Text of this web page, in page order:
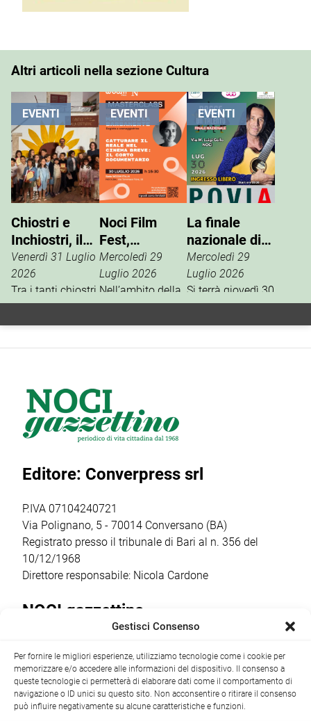
Altri articoli nella sezione Cultura
EVENTI
Chiostri e
Inchiostri, il
successo
della Gnostra
Kids
Venerdì 31 Luglio
2026
Tra i tanti chiostri,
palazzi e piazze
coinvolte
Gnostra Kids
merita un plauso
particolare perché
palcoscenico di
ha coinvolto
EVENTI
Noci Film
Fest,
masterclass
con
Mariangela
Mercoledì 29
Luglio 2026
Nell’ambito della
13ª edizione del
Noci Film Fest,
manifestazione,
presenta la
masterclass
“Catturare il reale
il corto
condotta dalla
regista,
sceneggiatrice […]
EVENTI
La finale
nazionale di
“Nasce un
Talento”
Mercoledì 29
Luglio 2026
Si terrà giovedì 30
luglio, in via M.
Luigi Gallo, la
Editore: Converpress srl
P.IVA 07104240721
Via Polignano, 5 - 70014 Conversano (BA)
Registrato presso il tribunale di Bari al n. 356 del
10/12/1968
Direttore responsabile: Nicola Cardone
NOCI gazzettino
+39 080 4979274|info@nocigazzettino.it Contatti|
Archivio
Gestisci Consenso
Per fornire le migliori esperienze, utilizziamo tecnologie come i cookie per
memorizzare e/o accedere alle informazioni del dispositivo. Il consenso a
queste tecnologie ci permetterà di elaborare dati come il comportamento di
navigazione o ID unici su questo sito. Non acconsentire o ritirare il consenso
può influire negativamente su alcune caratteristiche e funzioni.